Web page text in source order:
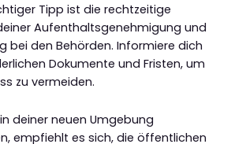
Tipp ist die rechtzeitige
Aufenthaltsgenehmigung und
bei den Behörden. Informiere dich
Dokumente und Fristen, um
zu vermeiden.
deiner neuen Umgebung
empfiehlt es sich, die öffentlichen